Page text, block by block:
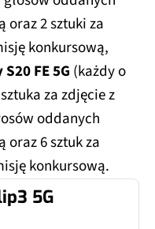
oraz 2 sztuki za
konkursową,
FE 5G (każdy o
za zdjęcie z
oddanych
oraz 6 sztuk za
konkursową.
5G